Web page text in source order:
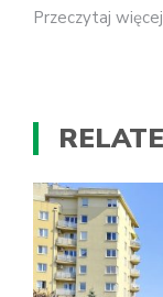
Przeczytaj